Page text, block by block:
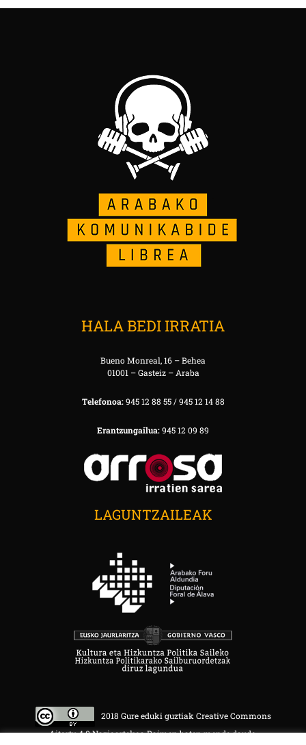
HALA BEDI IRRATIA
Bueno Monreal, 16 – Behea
01001 – Gasteiz – Araba
Telefonoa:945 12 88 55 / 945 12 14 88
Erantzungailua:945 12 09 89
LAGUNTZAILEAK
2018 Gure eduki guztiak Creative Commons
Aitortu 4.0 Nazioartekoa Baimen baten mende daude.